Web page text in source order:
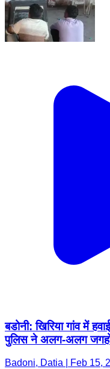
बडोनी: खिरिया गांव में
पुलिस ने अलग-अलग
Badoni, Datia | Feb 15,